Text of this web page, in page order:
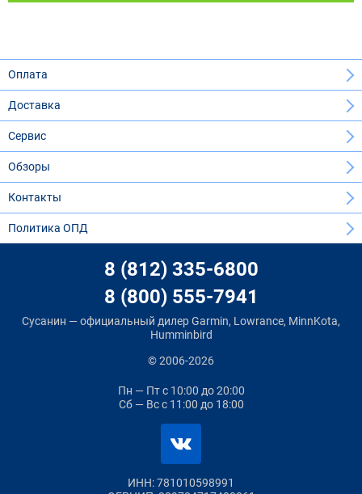
Оплата
Доставка
Сервис
Обзоры
Контакты
Политика ОПД
8 (812) 335-6800
8 (800) 555-7941
Сусанин — официальный дилер Garmin, Lowrance, MinnKota,
Humminbird
© 2006-2026
Пн — Птс 10:00 до 20:00
Сб — Всс 11:00 до 18:00
ИНН: 781010598991